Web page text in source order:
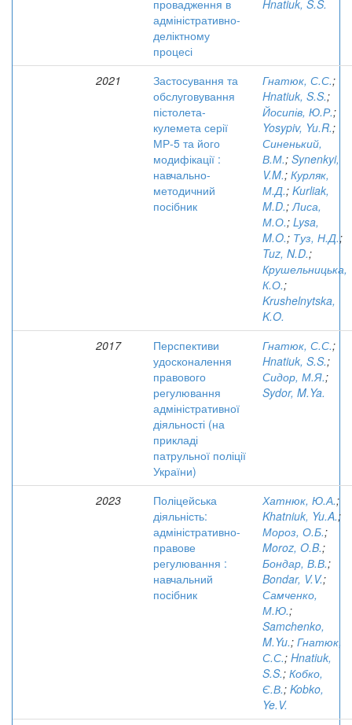
провадження в
адміністративно-
деліктному
процесі
Hnatiuk, S.S.
2021
Застосування та
обслуговування
пістолета-
кулемета серії
МР-5 та його
модифікації :
навчально-
методичний
посібник
Гнатюк, С.С.;
Hnatiuk, S.S.;
Йосипів, Ю.Р.;
Yosypiv, Yu.R.;
Синенький,
В.М.; Synenkyi,
V.M.; Курляк,
М.Д.; Kurliak,
M.D.;Лиса,
М.О.; Lysa,
M.O.; Туз, Н.Д.;
Tuz, N.D.;
Крушельницька,
К.О.;
Krushelnytska,
K.O.
2017
Перспективи
удосконалення
правового
регулювання
адміністративної
діяльності (на
прикладі
патрульної поліції
України)
Гнатюк, С.С.;
Hnatiuk, S.S.;
Сидор, М.Я.;
Sydor, M.Ya.
2023
Поліцейська
діяльність:
адміністративно-
правове
регулювання :
навчальний
посібник
Хатнюк, Ю.А.;
Khatniuk, Yu.A.;
Мороз, О.Б.;
Moroz, O.B.;
Бондар, В.В.;
Bondar, V.V.;
Самченко,
М.Ю.;
Samchenko,
M.Yu.; Гнатюк,
С.С.; Hnatiuk,
S.S.; Кобко,
Є.В.; Kobko,
Ye.V.